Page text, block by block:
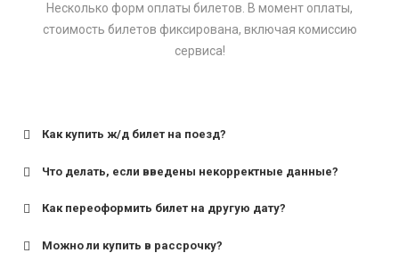
Несколько форм оплаты билетов. В момент оплаты,
стоимость билетов фиксирована, включая комиссию
сервиса!
Как купить ж/д билет на поезд?
Что делать, если введены некорректные данные?
Как переоформить билет на другую дату?
Можно ли купить в рассрочку?